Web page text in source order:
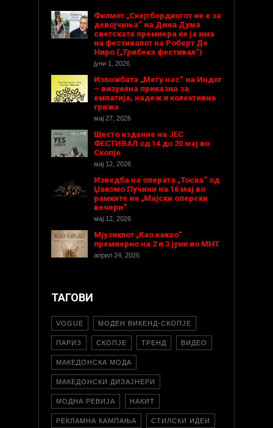
Филмот „Скејтбордингот не е за
девојчиња“ на Дина Дума
светската премиера ќе ја има
на фестивалот на Роберт Де
Ниро („Трибека фестивал“)
јуни 1, 2026
Изложбата „Меѓу нас“ на Индог
– визуелна приказна за
емпатија, надеж и колективна
грижа
мај 27, 2026
Шесто издание на ЈЕС
ФЕСТИВАЛ од 14 до 20 мај во
Скопје
мај 12, 2026
Изведба на операта „Тоска“ од
Џакомо Пучини на 16 мај во
рамките на „Мајски оперски
вечери“
мај 12, 2026
Мјузиклот „Као какао“
премиерно на 2 и 3 јуни во МНТ
април 24, 2026
ТАГОВИ
VOGUE МОДЕН ВИКЕНД-СКОПЈЕ
ПАРИЗ СКОПЈЕ ТРЕНД ВИДЕО
МАКЕДОНСКА МОДА
МАКЕДОНСКИ ДИЗАЈНЕРИ
МОДНА РЕВИЈА НАКИТ
РЕКЛАМНА КАМПАЊА СТИЛСКИ ИДЕИ